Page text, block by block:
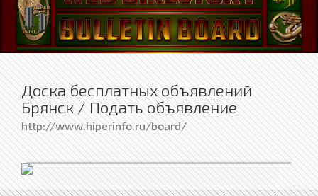
Доска бесплатных объявлений
Брянск / Подать объявление
http://www.hiperinfo.ru/board/